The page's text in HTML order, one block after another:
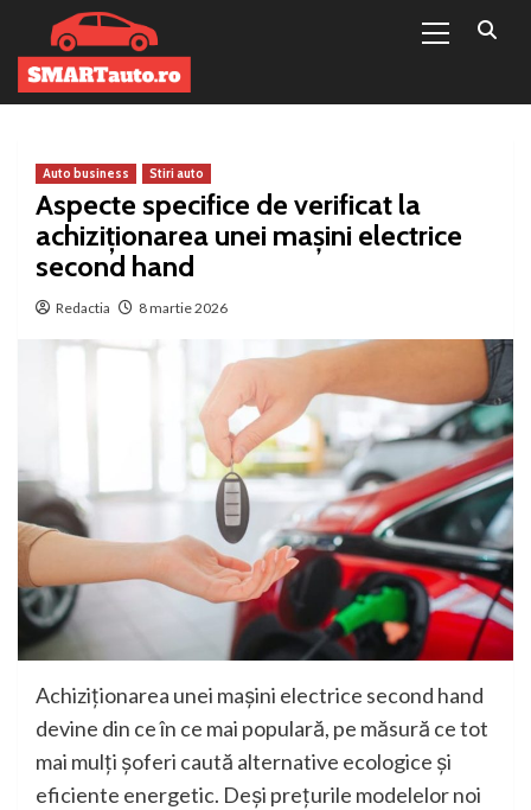
conținut
Menu
Auto business Stiri auto
Aspecte specifice de verificat la
achiziționarea unei mașini electrice
second hand
Redactia 8 martie 2026
Achiziționarea unei mașini electrice second hand
devine din ce în ce mai populară, pe măsură ce tot
mai mulți șoferi caută alternative ecologice și
eficiente energetic. Deși prețurile modelelor noi